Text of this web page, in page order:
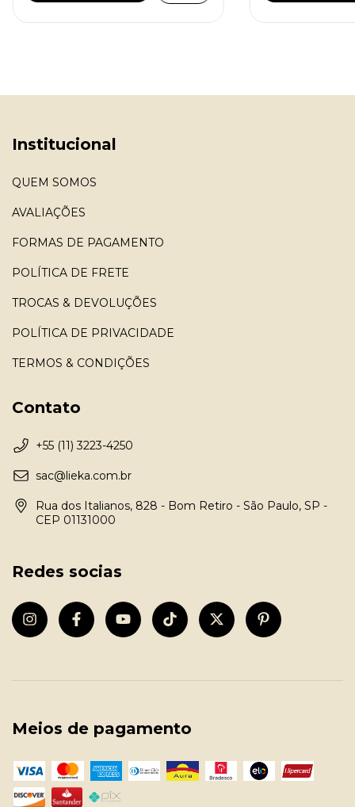
Institucional
QUEM SOMOS
AVALIAÇÕES
FORMAS DE PAGAMENTO
POLÍTICA DE FRETE
TROCAS & DEVOLUÇÕES
POLÍTICA DE PRIVACIDADE
TERMOS & CONDIÇÕES
Contato
+55 (11) 3223-4250
sac@lieka.com.br
Rua dos Italianos, 828 - Bom Retiro - São Paulo, SP -
CEP 01131000
Redes socias
Meios de pagamento